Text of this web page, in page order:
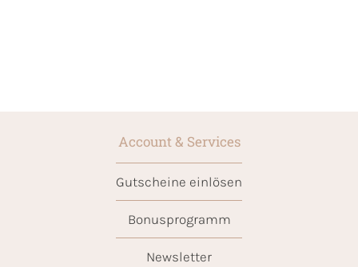
Account & Services
Gutscheine einlösen
Bonusprogramm
Newsletter